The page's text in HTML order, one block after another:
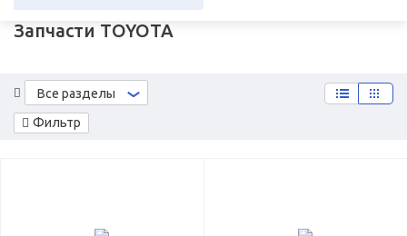
Запчасти TOYOTA
Фильтр
Все разделы